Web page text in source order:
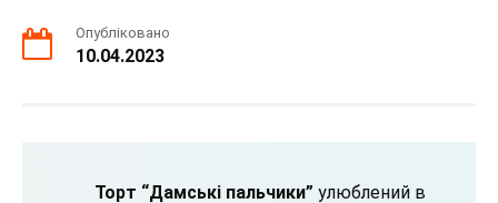
Опубліковано
10.04.2023
Торт “Дамські пальчики” улюблений в